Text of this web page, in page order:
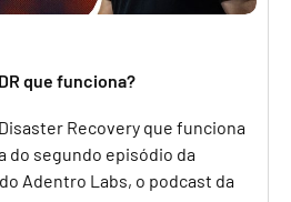
que funciona?
Recovery que funciona
do segundo episódio da
Adentro Labs, o podcast da